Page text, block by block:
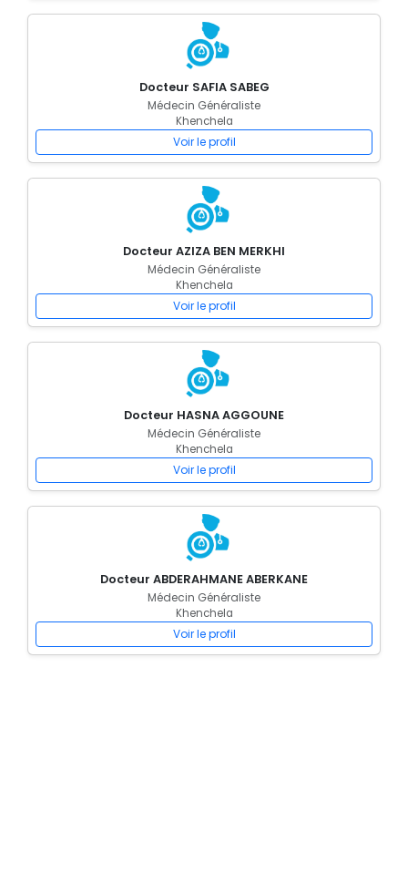
Docteur SAFIA SABEG
Médecin Généraliste
Khenchela
Voir le profil
Docteur AZIZA BEN MERKHI
Médecin Généraliste
Khenchela
Voir le profil
Docteur HASNA AGGOUNE
Médecin Généraliste
Khenchela
Voir le profil
Docteur ABDERAHMANE ABERKANE
Médecin Généraliste
Khenchela
Voir le profil